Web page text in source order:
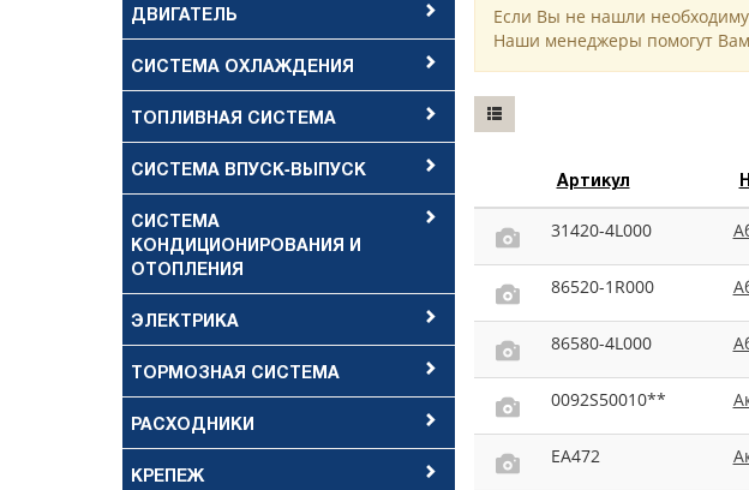
Если Вы не нашли
Наши менеджеры помогут
Артикул
31420-4L000
86520-1R000
86580-4L000
0092S50010**
EA472
ДВИГАТЕЛЬ
СИСТЕМА ОХЛАЖДЕНИЯ
ТОПЛИВНАЯ СИСТЕМА
СИСТЕМА ВПУСК-ВЫПУСК
СИСТЕМА
КОНДИЦИОНИРОВАНИЯ И
ОТОПЛЕНИЯ
ЭЛЕКТРИКА
ТОРМОЗНАЯ СИСТЕМА
РАСХОДНИКИ
КРЕПЕЖ